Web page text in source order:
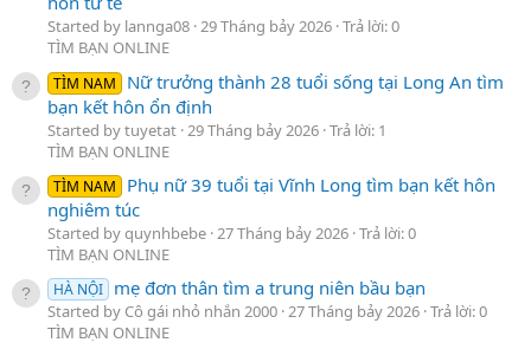
Started by lannga08 29 Tháng bảy 2026 Trả lời: 0
TÌM BẠN ONLINE
TÌM NAM
Nữ trưởng thành 28 tuổi sống tại Long An tìm
bạn kết hôn ổn định
Started by tuyetat 29 Tháng bảy 2026 Trả lời: 1
TÌM BẠN ONLINE
TÌM NAM
Phụ nữ 39 tuổi tại Vĩnh Long tìm bạn kết hôn
nghiêm túc
Started by quynhbebe 27 Tháng bảy 2026 Trả lời: 0
TÌM BẠN ONLINE
HÀ NỘI mẹ đơn thân tìm a trung niên bầu bạn
Started by Cô gái nhỏ nhắn 2000 27 Tháng bảy 2026 Trả lời: 0
TÌM BẠN ONLINE